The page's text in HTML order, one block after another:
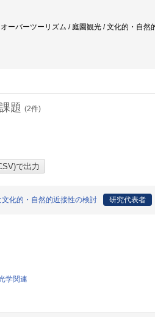
ーバーツーリズム / 庭園観光 / 文化的・自
題 (2件)
化的・自然的近接性の検討 研究代表者
学関連